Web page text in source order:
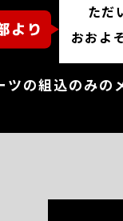
ただ
おおよ
の組込のみの